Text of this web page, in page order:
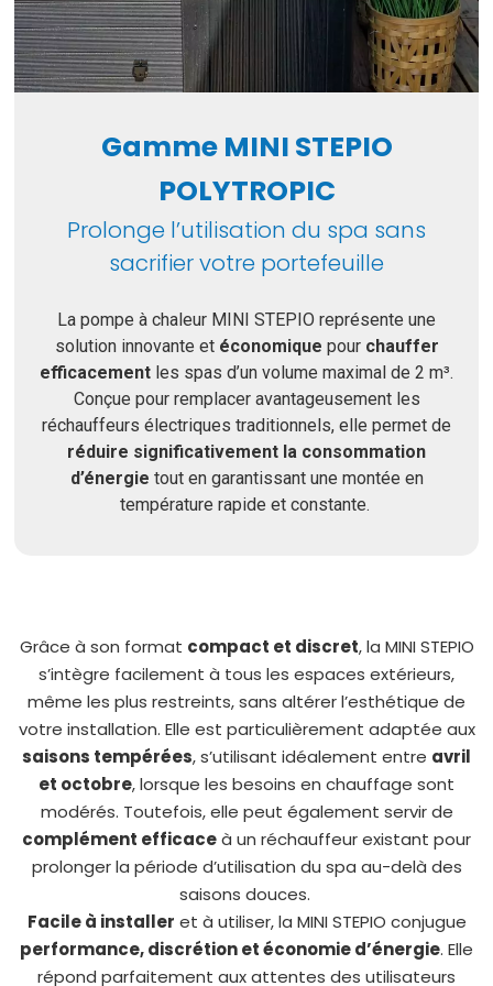
Gamme MINI STEPIO
POLYTROPIC
Prolonge l’utilisation du spa sans
sacrifier votre portefeuille
La pompe à chaleur MINI STEPIO représente une
solution innovante et économique pour chauffer
efficacement les spas d’un volume maximal de 2 m³.
Conçue pour remplacer avantageusement les
réchauffeurs électriques traditionnels, elle permet de
réduire significativement la consommation
d’énergie tout en garantissant une montée en
température rapide et constante.
Grâce à son format compact et discret, la MINI STEPIO
s’intègre facilement à tous les espaces extérieurs,
même les plus restreints, sans altérer l’esthétique de
votre installation. Elle est particulièrement adaptée aux
saisons tempérées, s’utilisant idéalement entre avril
et octobre, lorsque les besoins en chauffage sont
modérés. Toutefois, elle peut également servir de
complément efficaceà un réchauffeur existant pour
prolonger la période d’utilisation du spa au-delà des
saisons douces.
Facile à installer et à utiliser, la MINI STEPIO conjugue
performance, discrétion et économie d’énergie. Elle
répond parfaitement aux attentes des utilisateurs